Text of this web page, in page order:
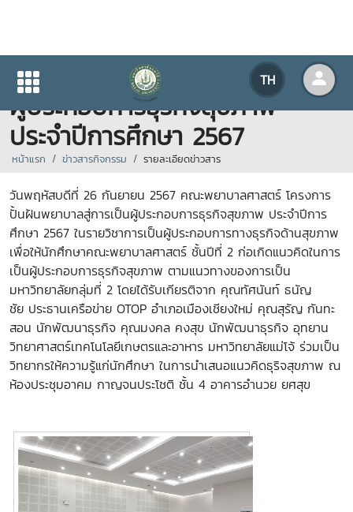
TH
โครงการปั้นฝันพยาบาลสู่การเป็น
ผู้ประกอบการธุรกิจสุขภาพ
ประจำปีการศึกษา 2567
หน้าแรก ข่าวสารกิจกรรม รายละเอียดข่าวสาร
วันพฤหัสบดีที่ 26 กันยายน 2567 คณะพยาบาลศาสตร์ โครงการ
ปั้นฝันพยาบาลสู่การเป็นผู้ประกอบการธุรกิจสุขภาพ ประจำปีการ
ศึกษา 2567 ในรายวิชาการเป็นผู้ประกอบการทางธุรกิจด้านสุขภาพ
เพื่อให้นักศึกษาคณะพยาบาลศาสตร์ ชั้นปีที่ 2 ก่อเกิดแนวคิดในการ
เป็นผู้ประกอบการธุรกิจสุขภาพ ตามแนวทางของการเป็น
มหาวิทยาลัยกลุ่มที่ 2 โดยได้รับเกียรติจาก คุณทัศนันท์ ธนัญ
ชัย ประธานเครือข่าย OTOP อำเภอเมืองเชียงใหม่ คุณสุรัญ กันทะ
สอน นักพัฒนาธุรกิจ คุณมงคล คงสุข นักพัฒนาธุรกิจ อุทยาน
วิทยาศาสตร์เทคโนโลยีเกษตรและอาหาร มหาวิทยาลัยแม่โจ้ ร่วมเป็น
วิทยากรให้ความรู้แก่นักศึกษา ในการนำเสนอแนวคิดธุริจสุขภาพ ณ
ห้องประชุมอาคม กาญจนประโชติ ชั้น 4 อาคารอำนวย ยศสุข